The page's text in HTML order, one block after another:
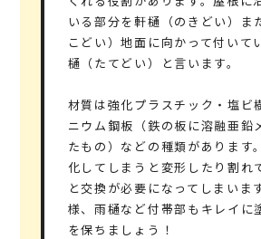
いる部分を軒樋（のきどい）ま
こどい）地面に向かって付いて
樋（たてどい）と言います。
材質は強化プラスチック・塩ビ
ニウム鋼板（鉄の板に溶融亜鉛
たもの）などの種類があります
化してしまうと変形したり割れ
と交換が必要になってしまいま
様、雨樋など付帯部もキレイに
を保ちましょう！